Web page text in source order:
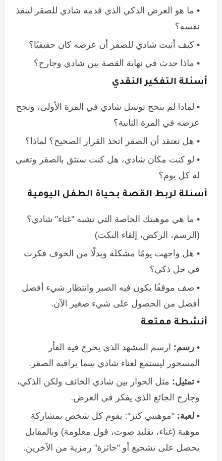
ما هو العرض الذكي الذي قدمه شادي للصقر لينقذ
نفسه؟
كيف أثبت شادي للصقر أن عرضه كان حقيقيًا؟
ماذا حدث في نهاية القصة بين شادي وجارح؟
أسئلة التفكير النقدي
لماذا لم ينجح توسل شادي في المرة الأولى، ونجح
عرضه في المرة الثانية؟
هل تعتقد أن الصقر اتخذ القرار الصحيح؟ لماذا؟
لو كنت مكان شادي، هل كنت ستثق بالصقر وتغني
له كل يوم؟
أسئلة لربط القصة بحياة الطفل اليومية
ما هي موهبتك الخاصة التي تشبه "غناء" شادي؟
(الرسم، الركض، إلقاء النكت)
هل واجهت يومًا مشكلة وبدلًا من الخوف فكرت
في حل ذكي؟
صف موقفًا يكون فيه الصبر وانتظار شيء أفضل
أفضل من الحصول على شيء صغير الآن.
أنشطة ممتعة
رسم: ارسم المشهد الذي يخرج فيه الفأر
المسحور ليستمع لغناء شادي بينما يراقبه الصقر.
تمثيل: مثل الحوار بين شادي الخائف ولكن الذكي،
وجارح الجائع الذي يفكر في العرض.
لعبة: "موهبتي كنز": يقوم كل شخص بمشاركة
موهبة (غناء، تقليد صوت، قول معلومة) وبالمقابل
يحصل على تشجيع أو "جائزة" رمزية من الآخرين.